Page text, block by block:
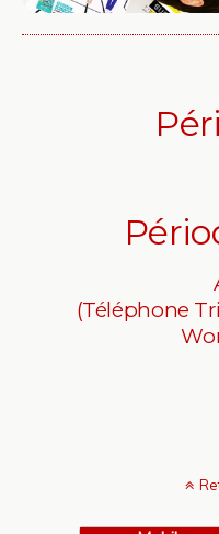
(Téléphone